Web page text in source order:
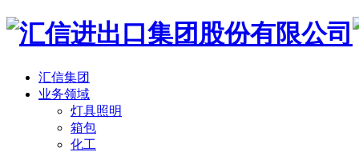
汇信集团
业务领域
灯具照明
箱包
化工